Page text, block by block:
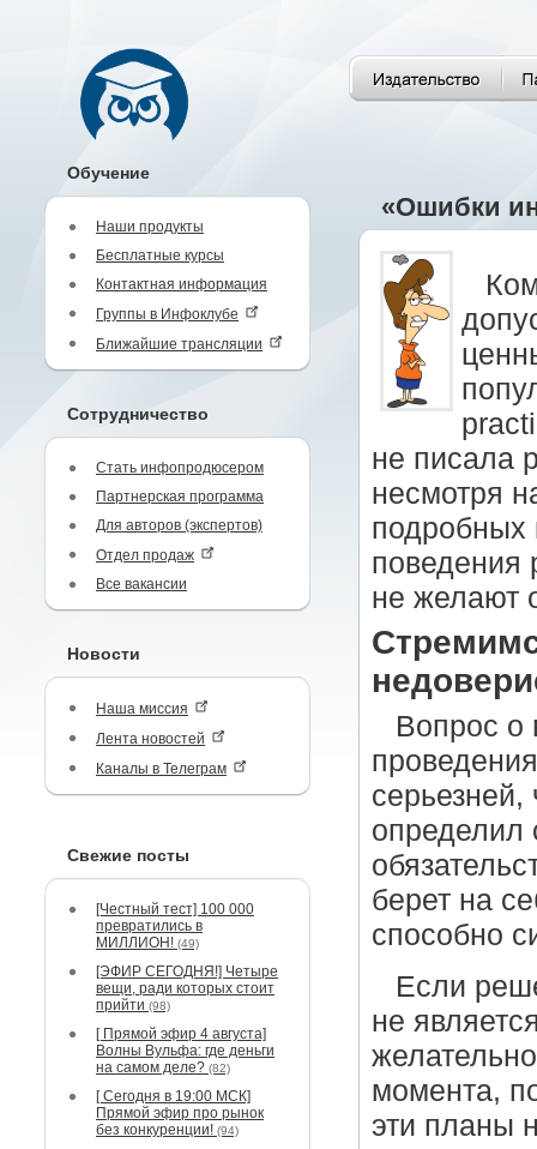
Обучение
Наши продукты
Бесплатные курсы
Контактная информация
Группы в Инфоклубе
Ближайшие трансляции
Сотрудничество
Стать инфопродюсером
Партнерская программа
Для авторов (экспертов)
Отдел продаж
Все вакансии
Новости
Наша миссия
Лента новостей
Каналы в Телеграм
Свежие посты
[Честный тест] 100 000
превратились в
МИЛЛИОН! (49)
[ЭФИР СЕГОДНЯ!] Четыре
вещи, ради которых стоит
прийти (98)
[ Прямой эфир 4 августа]
Волны Вульфа: где деньги
на самом деле? (82)
[ Сегодня в 19:00 МСК]
Прямой эфир про рынок
без конкуренции! (94)
«Ошибки
не писала
несмотря
подробных
поведения
не желают
Вопрос о
серьезней,
определил
берет на
способно
Если
не
момента,
эти планы